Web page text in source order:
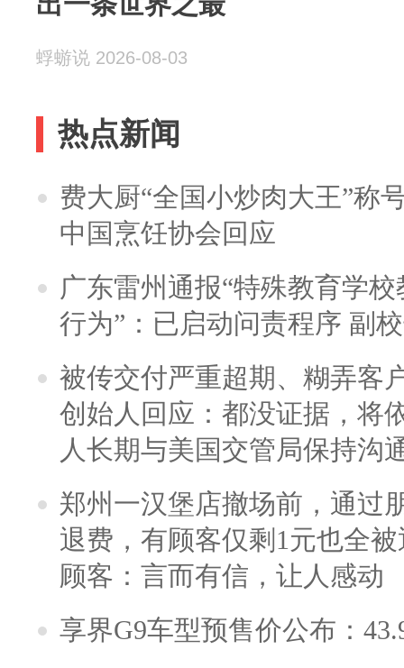
蜉蝣说 2026-08-03
热点新闻
费大厨“全国小炒肉大王”称
中国烹饪协会回应
广东雷州通报“特殊教育学
行为”：已启动问责程序 副
被传交付严重超期、糊弄客
创始人回应：都没证据，将
人长期与美国交管局保持沟
郑州一汉堡店撤场前，通过
退费，有顾客仅剩1元也全
顾客：言而有信，让人感动
享界G9车型预售价公布：